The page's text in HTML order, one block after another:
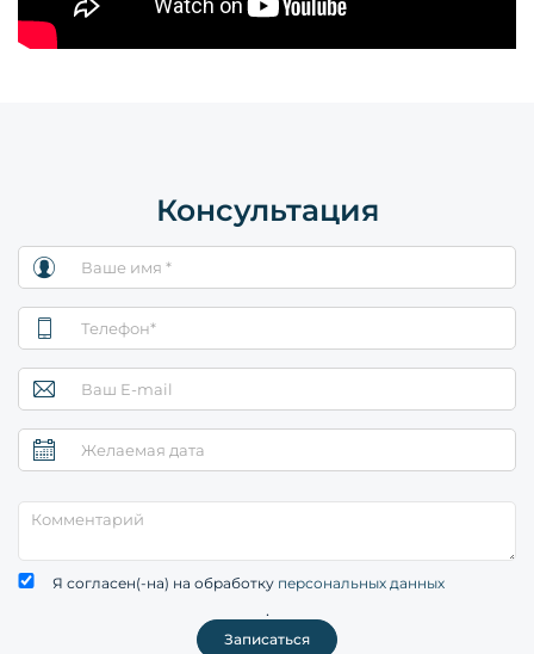
Консультация
Я согласен(-на) на обработку персональных данных
.
Записаться